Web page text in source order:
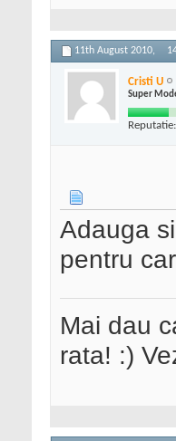
11th August 2010,
Cristi U
Super
Reputatie:
Adauga
pentru
Mai dau
rata! :)